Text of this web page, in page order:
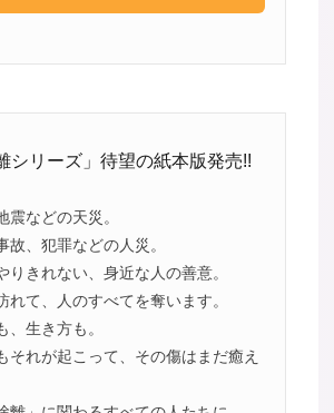
シリーズ」待望の紙本版発売!!
震などの天災。
故、犯罪などの人災。
りきれない、身近な人の善意。
れて、人のすべてを奪います。
、生き方も。
それが起こって、その傷はまだ癒え